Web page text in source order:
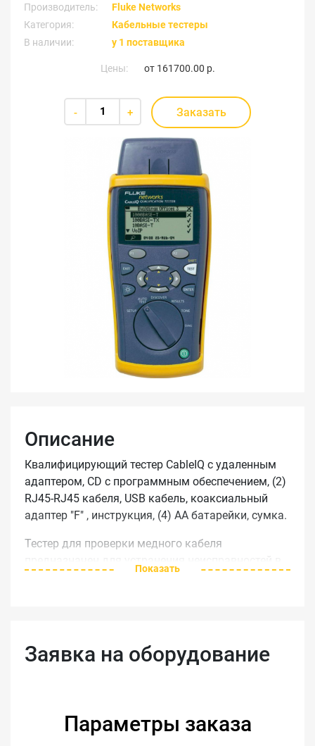
Производитель:
Fluke Networks
Категория:
Кабельные тестеры
В наличии:
у 1 поставщика
Цены: от 161700.00 р.
- + Заказать
Описание
Квалифицирующий тестер CableIQ с удаленным
адаптером, CD с программным обеспечением, (2)
RJ45-RJ45 кабеля, USB кабель, коаксиальный
адаптер "F" , инструкция, (4) AA батарейки, сумка.
Тестер для проверки медного кабеля
Квалификация - прибор проверяет,
обеспечивают ли существующие кабели
10/100 Ethernet, VoIP или Gigabit Ethernet
Устранение неисправностей - отображение
Показать
Заявка на оборудование
Параметры заказа